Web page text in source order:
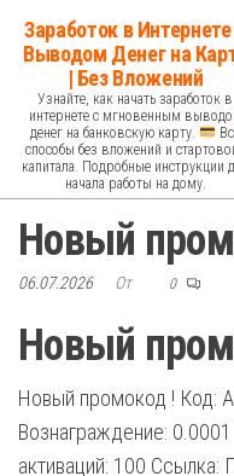
Перейти
содержимому
Заработок в Интернете
Выводом Денег на
| Без Вложений
Узнайте, как начать заработок в
интернете с мгновенным
денег на банковскую карту.
способы без вложений и
капитала. Подробные инструкции
начала работы на дому.
Новый
06.07.2026 От 0
Новый
Новый промокод ! Код:
Вознаграждение:
активаций: 100